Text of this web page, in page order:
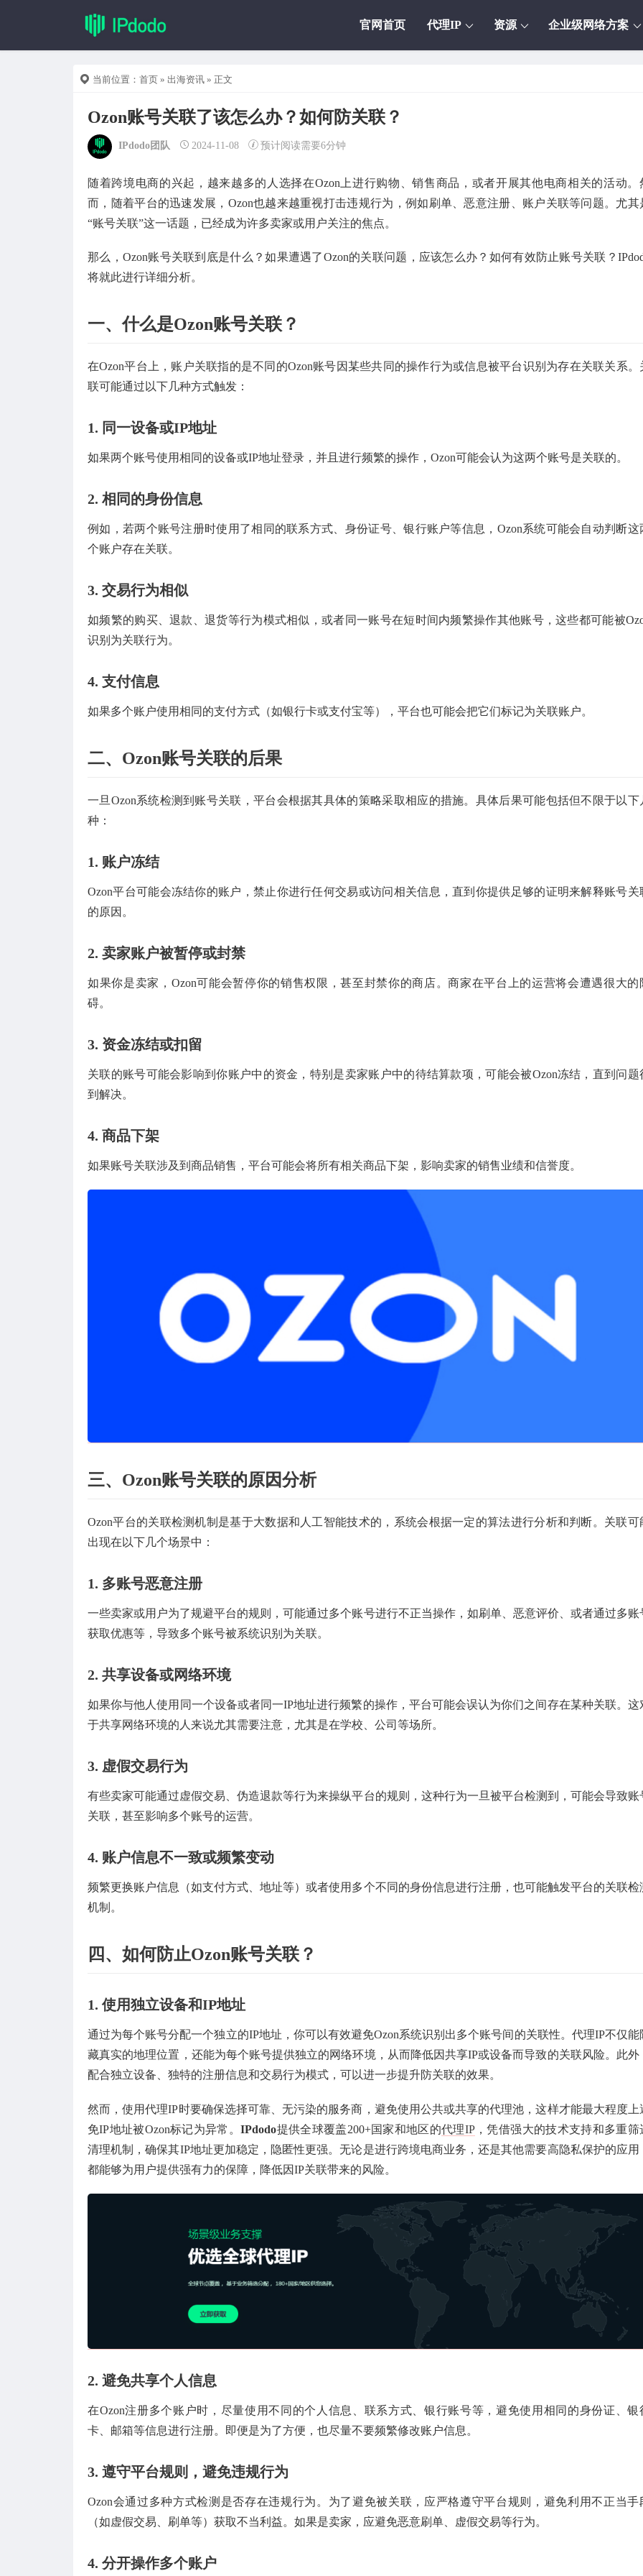
官网首页 代理IP 资源 企业级网络方案
当前位置： 首页 » 出海资讯 » 正文
Ozon账号关联了该怎么办？如何防关联？
IPdodo团队 2024-11-08 预计阅读需要6分钟
随着跨境电商的兴起，越来越多的人选择在Ozon上进行购物、销售商品，或者开展其他电商相关的活动。
而，随着平台的迅速发展，Ozon也越来越重视打击违规行为，例如刷单、恶意注册、账户关联等问题。尤其
“账号关联”这一话题，已经成为许多卖家或用户关注的焦点。
那么，Ozon账号关联到底是什么？如果遭遇了Ozon的关联问题，应该怎么办？如何有效防止账号关联？
将就此进行详细分析。
一、什么是Ozon账号关联？
在Ozon平台上，账户关联指的是不同的Ozon账号因某些共同的操作行为或信息被平台识别为存在关联关系。
联可能通过以下几种方式触发：
1. 同一设备或IP地址
如果两个账号使用相同的设备或IP地址登录，并且进行频繁的操作，Ozon可能会认为这两个账号是关联的。
2. 相同的身份信息
例如，若两个账号注册时使用了相同的联系方式、身份证号、银行账户等信息，Ozon系统可能会自动判断这
个账户存在关联。
3. 交易行为相似
如频繁的购买、退款、退货等行为模式相似，或者同一账号在短时间内频繁操作其他账号，这些都可能被
识别为关联行为。
4. 支付信息
如果多个账户使用相同的支付方式（如银行卡或支付宝等），平台也可能会把它们标记为关联账户。
二、Ozon账号关联的后果
一旦Ozon系统检测到账号关联，平台会根据其具体的策略采取相应的措施。具体后果可能包括但不限于以下
种：
1. 账户冻结
Ozon平台可能会冻结你的账户，禁止你进行任何交易或访问相关信息，直到你提供足够的证明来解释账号关
的原因。
2. 卖家账户被暂停或封禁
如果你是卖家，Ozon可能会暂停你的销售权限，甚至封禁你的商店。商家在平台上的运营将会遭遇很大的
碍。
3. 资金冻结或扣留
关联的账号可能会影响到你账户中的资金，特别是卖家账户中的待结算款项，可能会被Ozon冻结，直到问题
到解决。
4. 商品下架
如果账号关联涉及到商品销售，平台可能会将所有相关商品下架，影响卖家的销售业绩和信誉度。
三、Ozon账号关联的原因分析
Ozon平台的关联检测机制是基于大数据和人工智能技术的，系统会根据一定的算法进行分析和判断。关联可
出现在以下几个场景中：
1. 多账号恶意注册
一些卖家或用户为了规避平台的规则，可能通过多个账号进行不正当操作，如刷单、恶意评价、或者通过多账
获取优惠等，导致多个账号被系统识别为关联。
2. 共享设备或网络环境
如果你与他人使用同一个设备或者同一IP地址进行频繁的操作，平台可能会误认为你们之间存在某种关联。这
于共享网络环境的人来说尤其需要注意，尤其是在学校、公司等场所。
3. 虚假交易行为
有些卖家可能通过虚假交易、伪造退款等行为来操纵平台的规则，这种行为一旦被平台检测到，可能会导致账
关联，甚至影响多个账号的运营。
4. 账户信息不一致或频繁变动
频繁更换账户信息（如支付方式、地址等）或者使用多个不同的身份信息进行注册，也可能触发平台的关联检
机制。
四、如何防止Ozon账号关联？
1. 使用独立设备和IP地址
通过为每个账号分配一个独立的IP地址，你可以有效避免Ozon系统识别出多个账号间的关联性。代理IP不仅能
藏真实的地理位置，还能为每个账号提供独立的网络环境，从而降低因共享IP或设备而导致的关联风险。此外
配合独立设备、独特的注册信息和交易行为模式，可以进一步提升防关联的效果。
然而，使用代理IP时要确保选择可靠、无污染的服务商，避免使用公共或共享的代理池，这样才能最大程度上
免IP地址被Ozon标记为异常。IPdodo提供全球覆盖200+国家和地区的代理IP，凭借强大的技术支持和多重筛
清理机制，确保其IP地址更加稳定，隐匿性更强。无论是进行跨境电商业务，还是其他需要高隐私保护的应用
都能够为用户提供强有力的保障，降低因IP关联带来的风险。
2. 避免共享个人信息
在Ozon注册多个账户时，尽量使用不同的个人信息、联系方式、银行账号等，避免使用相同的身份证、银
卡、邮箱等信息进行注册。即便是为了方便，也尽量不要频繁修改账户信息。
3. 遵守平台规则，避免违规行为
Ozon会通过多种方式检测是否存在违规行为。为了避免被关联，应严格遵守平台规则，避免利用不正当手
（如虚假交易、刷单等）获取不当利益。如果是卖家，应避免恶意刷单、虚假交易等行为。
4. 分开操作多个账户